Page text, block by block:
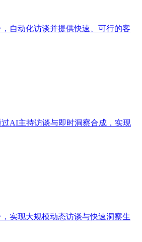
自动化访谈并提供快速、可行的客
AI主持访谈与即时洞察合成，实现
实现大规模动态访谈与快速洞察生